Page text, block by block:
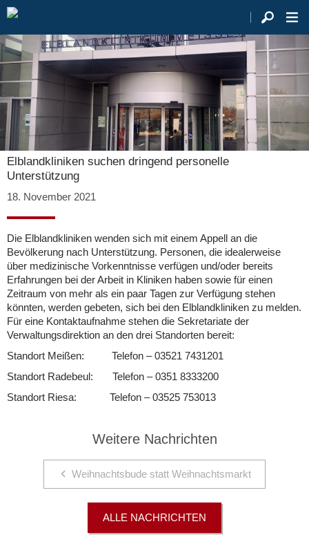
Elblandkliniken suchen dringend personelle
Unterstützung
18. November 2021
Die Elblandkliniken wenden sich mit einem Appell an die
Bevölkerung nach Unterstützung. Personen, die idealerweise
über medizinische Vorkenntnisse verfügen und/oder bereits
Erfahrungen bei der Arbeit in Kliniken haben sowie für einen
Zeitraum von mehr als ein paar Tagen zur Verfügung stehen
könnten, werden gebeten, sich bei den Elblandkliniken zu melden.
Für eine Kontaktaufnahme stehen die Sekretariate der
Verwaltungsdirektion an den drei Standorten bereit:
Standort Meißen: Telefon – 03521 7431201
Standort Radebeul: Telefon – 0351 8333200
Standort Riesa: Telefon – 03525 753013
Weitere Nachrichten
Weihnachtsbude statt Weihnachtsmarkt
ALLE NACHRICHTEN